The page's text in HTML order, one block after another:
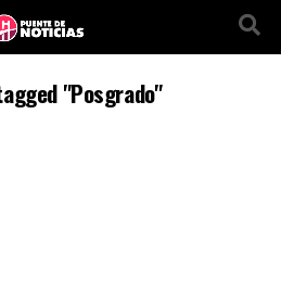
"Posgrado"